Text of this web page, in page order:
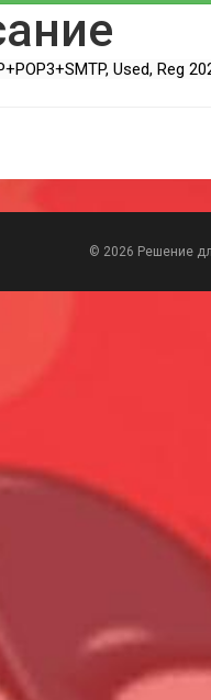
Used, Reg
© 2026 Решение
Всего позиций в корзине
Всего товара в корзине